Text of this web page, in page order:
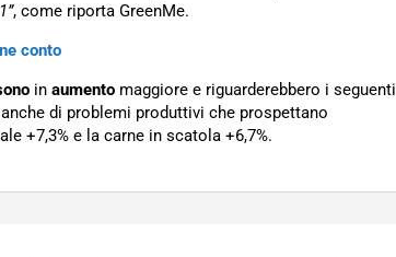
, come riporta GreenMe.
conto
in aumento maggiore e riguarderebbero i seguenti
di problemi produttivi che prospettano
+7,3% e la carne in scatola +6,7%.